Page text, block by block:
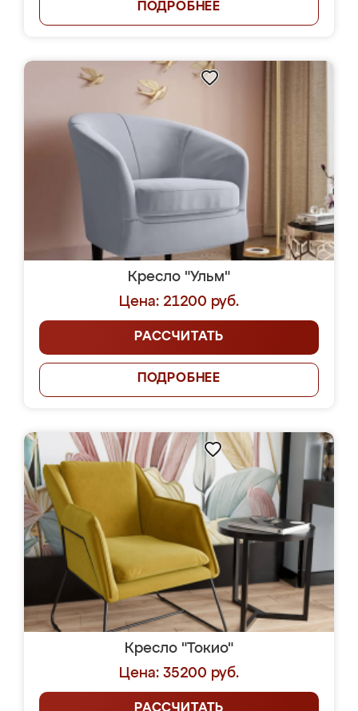
ПОДРОБНЕЕ
Кресло "Ульм"
Цена: 21200 руб.
РАССЧИТАТЬ
ПОДРОБНЕЕ
Кресло "Токио"
Цена: 35200 руб.